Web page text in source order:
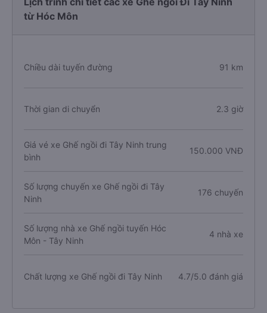
từ Hóc Môn
Chiều dài tuyến đường 91 km
Thời gian di chuyển 2.3 giờ
Giá vé xe Ghế ngồi đi Tây Ninh trung
bình
150.000 VNĐ
Số lượng chuyến xe Ghế ngồi đi Tây
Ninh
176 chuyến
Số lượng nhà xe Ghế ngồi tuyến Hóc
Môn - Tây Ninh
4 nhà xe
Chất lượng xe Ghế ngồi đi Tây Ninh 4.7/5.0 đánh giá